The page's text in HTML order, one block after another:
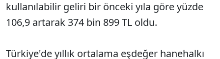
kullanılabilir geliri bir önceki yıla göre yüzde
106,9 artarak 374 bin 899 TL oldu.
Türkiye'de yıllık ortalama eşdeğer hanehalkı